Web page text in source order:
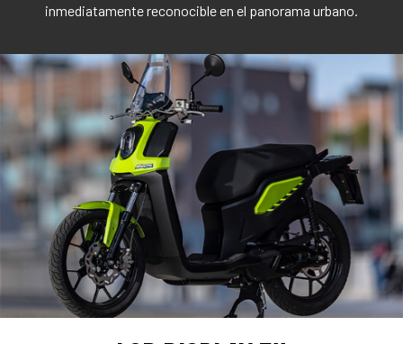
inmediatamente reconocible en el panorama urbano.